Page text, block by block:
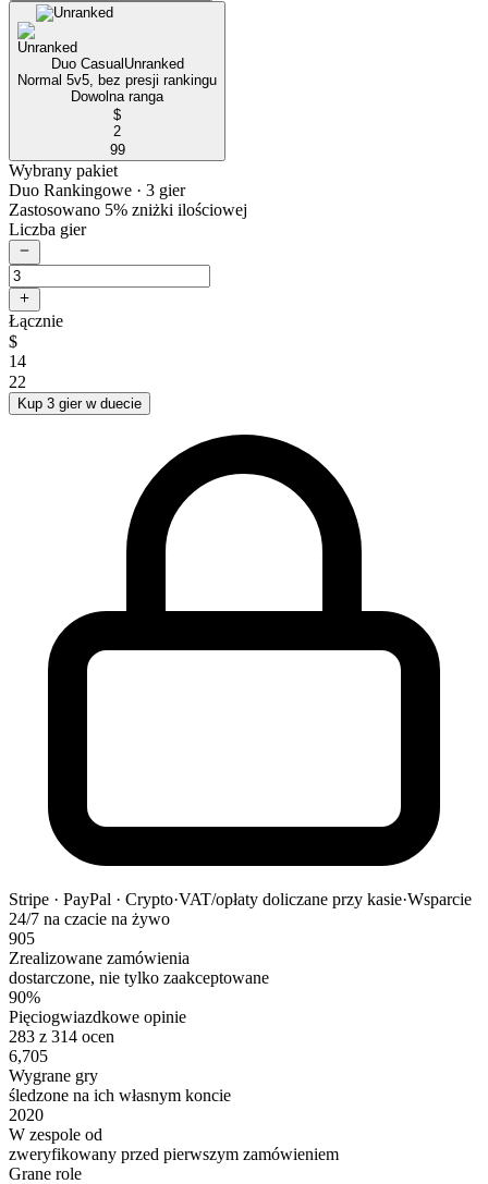
Duo Casual Unranked
Normal 5v5, bez presji rankingu
Dowolna ranga
$
2
99
Wybrany pakiet
Duo Rankingowe · 3 gier
Zastosowano 5% zniżki ilościowej
Liczba gier
Łącznie
$
14
22
Kup 3 gier w duecie
Stripe · PayPal · Crypto·VAT/opłaty doliczane przy kasie·Wsparcie
24/7 na czacie na żywo
905
Zrealizowane zamówienia
dostarczone, nie tylko zaakceptowane
90%
Pięciogwiazdkowe opinie
283 z 314 ocen
6,705
Wygrane gry
śledzone na ich własnym koncie
2020
W zespole od
zweryfikowany przed pierwszym zamówieniem
Grane role